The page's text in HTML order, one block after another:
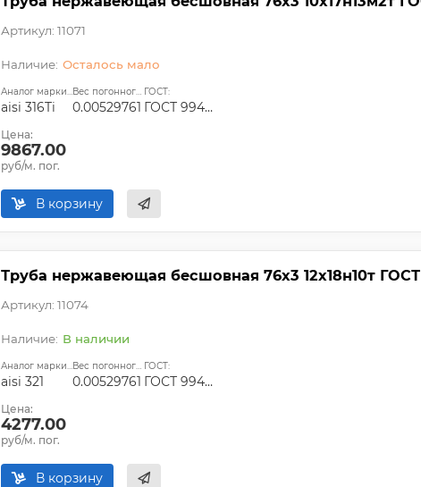
Артикул: 11071
Осталось мало
Аналог марки стали:
aisi 316Ti
Вес погонного метра, т.:
0.00529761
ГОСТ:
ГОСТ 9940-81, ГОСТ 9941-81, ГОСТ 24030-80, ГОСТ 10498-82
Цена:
9867.00
руб/м. пог.
В корзину
Труба нержавеющая бесшовная 76х3 12х18н10т ГОСТ
Артикул: 11074
В наличии
Аналог марки стали:
aisi 321
Вес погонного метра, т.:
0.00529761
ГОСТ:
ГОСТ 9940-81, ГОСТ 9941-81, ГОСТ 24030-80, ГОСТ 10498-82
Цена:
4277.00
руб/м. пог.
В корзину